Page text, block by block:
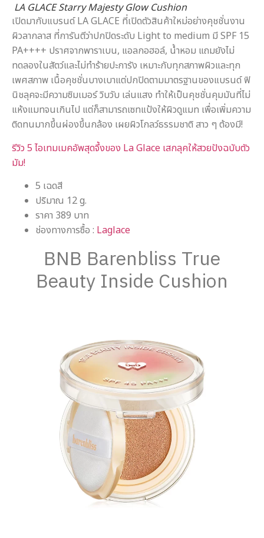
LA GLACE Starry Majesty Glow Cushion
เปิดมากับแบรนด์ LA GLACE ที่เปิดตัวสินค้าใหม่อย่างคุชชั่นงาน
ผิวลากลาส ที่การันตีว่าปกปิดระดับ Light to medium มี SPF 15
PA++++ ปราศจากพาราเบน, แอลกอฮอล์, น้ำหอม แถมยังไม่
ทดลองในสัตว์และไม่ทำร้ายปะการัง เหมาะกับทุกสภาพผิวและทุก
เพศสภาพ เนื้อคุชชั่นบางเบาแต่ปกปิดตามมาตรฐานของแบรนด์ ฟิ
นิชลุคจะมีความซิมเมอร์ วิบวับ เล่นแสง ทำให้เป็นคุชชั่นคุมมันที่ไม่
แห้งแมทจนเกินไป แต่ก็สามารถเซทแป้งให้ผิวดูแมท เพื่อเพิ่มความ
ติดทนมากขึ้นผ่องขึ้นกล้อง เผยผิวโกลว์ธรรมชาติ สาว ๆ ต้องมี!
รีวิว 5 ไอเทมเมคอัพสุดจึ้งของ La Glace เสกลุคให้สวยปังฉบับตัว
มัม!
5 เฉดสี
ปริมาณ 12 g.
ราคา 389 บาท
ช่องทางการซื้อ : Laglace
BNB Barenbliss True
Beauty Inside Cushion